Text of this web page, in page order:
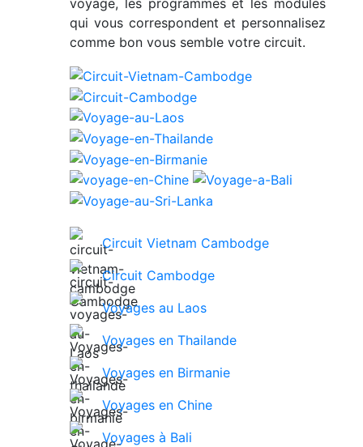
voyage, les programmes et les modules
qui vous correspondent et personnalisez
comme bon vous semble votre circuit.
Circuit Vietnam Cambodge
Circuit Cambodge
Voyages au Laos
Voyages en Thailande
Voyages en Birmanie
Voyages en Chine
Voyages à Bali